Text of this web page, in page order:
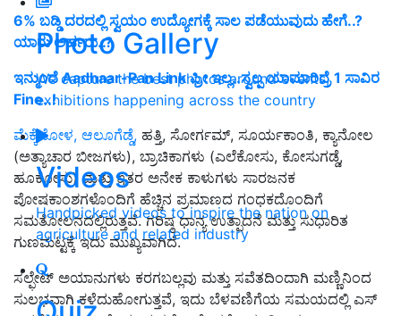
Photo Gallery
We capture the best photos around events,
exhibitions happening across the country
Videos
Handpicked videos to inspire the nation on
agriculture and related industry
6% ಬಡ್ಡಿ ದರದಲ್ಲಿ ಸ್ವಯಂ ಉದ್ಯೋಗಕ್ಕೆ ಸಾಲ ಪಡೆಯುವುದು ಹೇಗೆ..?
ಯಾರು ಅರ್ಹರು..?
ಇನ್ಮುಂದೆ Aadhaar-Pan Link ಫ್ರೀ ಇಲ್ಲ..ಸ್ವಲ್ಪ ಯಾಮಾರಿದ್ರೆ 1 ಸಾವಿರ
Fine..!
ಮೆಕ್ಕೆಜೋಳ, ಆಲೂಗೆಡ್ಡೆ, ಹತ್ತಿ, ಸೋರ್ಗಮ್, ಸೂರ್ಯಕಾಂತಿ, ಕ್ಯಾನೋಲ
(ಅತ್ಯಾಚಾರ ಬೀಜಗಳು), ಬ್ರಾಚಿಕಾಗಳು (ಎಲೆಕೋಸು, ಕೋಸುಗಡ್ಡೆ,
ಹೂಕೋಸು) ಮತ್ತು ಇತರ ಅನೇಕ ಕಾಳುಗಳು ಸಾರಜನಕ
ಪೋಷಕಾಂಶಗಳೊಂದಿಗೆ ಹೆಚ್ಚಿನ ಪ್ರಮಾಣದ ಗಂಧಕದೊಂದಿಗೆ
ಸಮತೋಲನದಲ್ಲಿರುತ್ತವೆ. ಗರಿಷ್ಠ ಧಾನ್ಯ ಉತ್ಪಾದನೆ ಮತ್ತು ಸುಧಾರಿತ
ಗುಣಮಟ್ಟಕ್ಕೆ ಇದು ಮುಖ್ಯವಾಗಿದೆ.
ಸಲ್ಫೇಟ್ ಅಯಾನುಗಳು ಕರಗಬಲ್ಲವು ಮತ್ತು ಸವೆತದಿಂದಾಗಿ ಮಣ್ಣಿನಿಂದ
ಸುಲಭವಾಗಿ ಕಳೆದುಹೋಗುತ್ತವೆ, ಇದು ಬೆಳವಣಿಗೆಯ ಸಮಯದಲ್ಲಿ ಎಸ್